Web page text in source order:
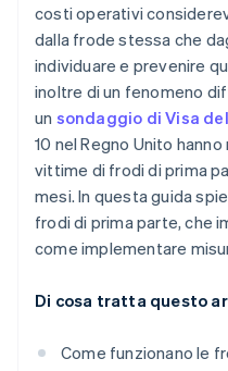
costi operativi
dalla frode stessa che
individuare e prevenire
inoltre di un fenomeno
un sondaggio di Visa
10 nel Regno Unito
vittime di frodi di prima
mesi. In questa guida
frodi di prima parte, che
come implementare
Di cosa tratta questo
Come funzionano le